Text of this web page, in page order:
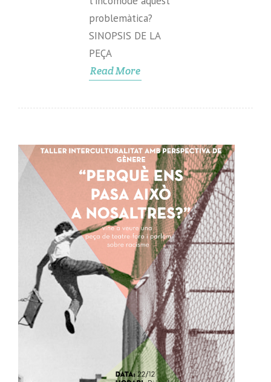
problemàtica?
SINOPSIS DE LA
PEÇA
Read More